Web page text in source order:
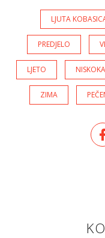
LJUTA
PREDJELO
LJETO
ZIMA